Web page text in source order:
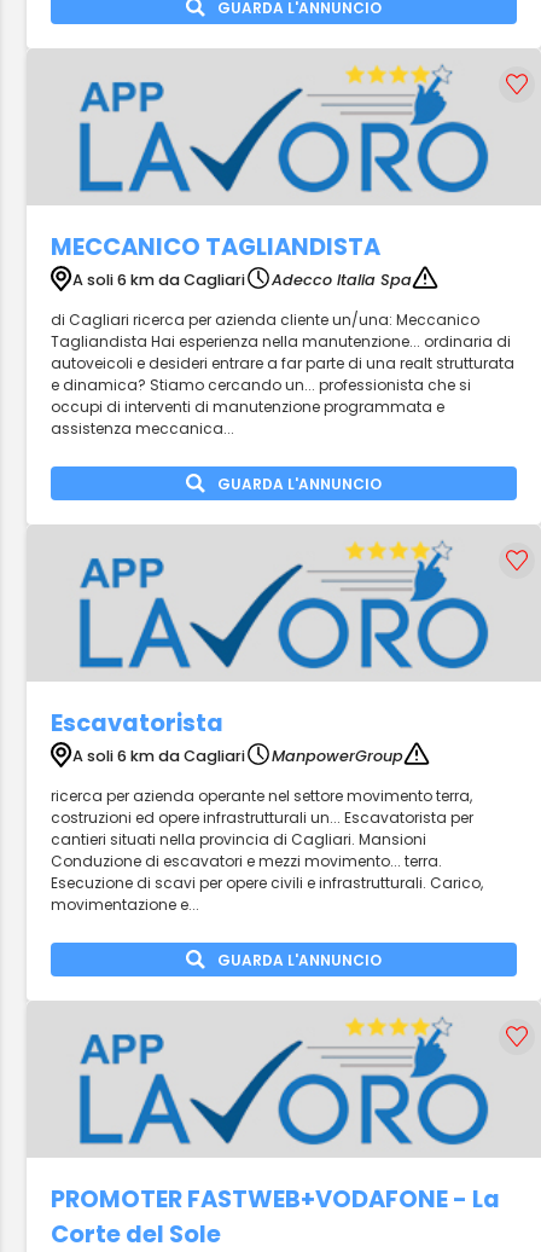
GUARDA L'ANNUNCIO
MECCANICO TAGLIANDISTA
A soli 6 km da Cagliari
Adecco Italia Spa
di Cagliari ricerca per azienda cliente un/una: Meccanico
Tagliandista Hai esperienza nella manutenzione... ordinaria di
autoveicoli e desideri entrare a far parte di una realt strutturata
e dinamica? Stiamo cercando un... professionista che si
occupi di interventi di manutenzione programmata e
assistenza meccanica...
GUARDA L'ANNUNCIO
Escavatorista
A soli 6 km da Cagliari
ManpowerGroup
ricerca per azienda operante nel settore movimento terra,
costruzioni ed opere infrastrutturali un... Escavatorista per
cantieri situati nella provincia di Cagliari. Mansioni
Conduzione di escavatori e mezzi movimento... terra.
Esecuzione di scavi per opere civili e infrastrutturali. Carico,
movimentazione e...
GUARDA L'ANNUNCIO
PROMOTER FASTWEB+VODAFONE - La
Corte del Sole